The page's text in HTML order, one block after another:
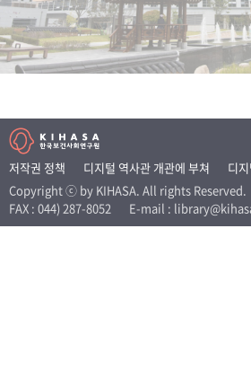
세계와 함께 한 KIHASA
VR 역사관
저작권 정책 디지털 역사관 개관에 부쳐
디
Copyright ⓒ by KIHASA. All rights Reserved.
FAX : 044) 287-8052
E-mail :